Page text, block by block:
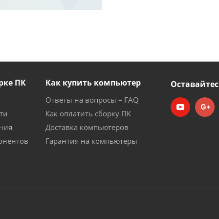
ПК Как купить компьютер
Ответы на вопросы – FAQ
Как оплатить сборку ПК
Доставка компьютеров
Гарантия на компьютеры